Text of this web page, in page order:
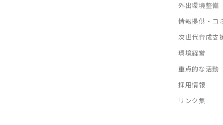
外出環境整備
情報提供・コ
次世代育成支
環境経営
重点的な活動
採用情報
リンク集